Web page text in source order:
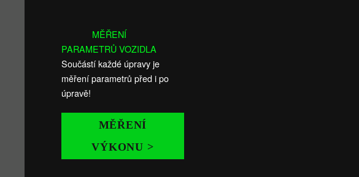
MĚŘENÍ
PARAMETRŮ VOZIDLA
Součástí každé úpravy je
měření parametrů před i po
úpravě!
MĚŘENÍ
VÝKONU >